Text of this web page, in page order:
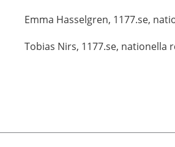
Emma Hasselgren, 1177.se,
Tobias Nirs, 1177.se, nationella